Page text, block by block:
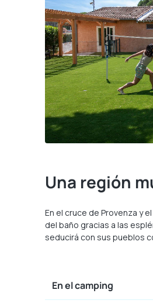
Una región
En el cruce de Provenza y
del baño gracias a las
seducirá con sus pueblos
En el camping